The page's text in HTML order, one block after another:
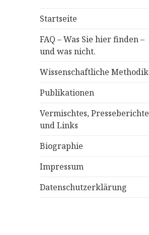
Startseite
FAQ – Was Sie hier finden –
und was nicht.
Wissenschaftliche Methodik
Publikationen
Vermischtes, Presseberichte
und Links
Biographie
Impressum
Datenschutzerklärung